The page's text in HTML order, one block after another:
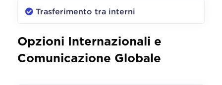
Trasferimento tra interni
Opzioni Internazionali e
Comunicazione Globale